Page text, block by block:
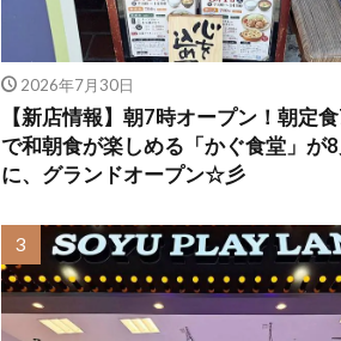
2026年7月30日
【新店情報】朝7時オープン！朝定
で和朝食が楽しめる「かぐ食堂」が8
に、グランドオープン☆彡